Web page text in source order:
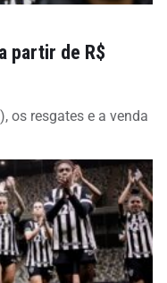
partir de R$
os resgates e a venda